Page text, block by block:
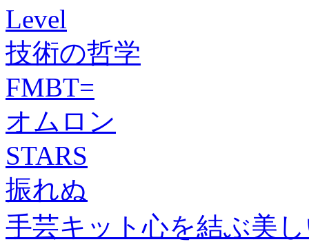
Level
技術の哲学
FMBT=
オムロン
STARS
振れぬ
手芸キット心を結ぶ美